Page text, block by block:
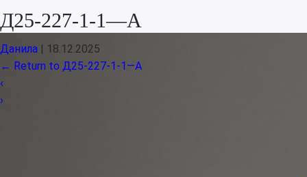
Д25-227-1-1—А
Данила | 18.12.2025
← Return to Д25-227-1-1—А
‹
›